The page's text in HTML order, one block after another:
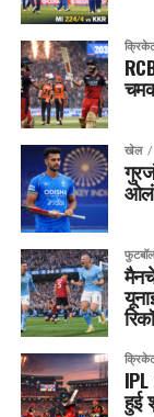
खेल
फुटबॉल
हुई